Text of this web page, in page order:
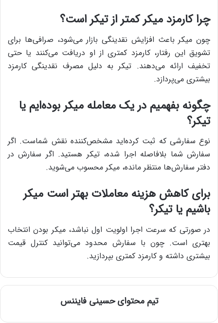
چرا کارمزد میکر کمتر از تیکر است؟
چون میکر باعث افزایش نقدینگی بازار می‌شود، صرافی‌ها برای
تشویق این رفتار، کارمزد کمتری از او دریافت می‌کنند یا حتی
تخفیف ارائه می‌دهند. تیکر به دلیل مصرف نقدینگی کارمزد
بیشتری می‌پردازد.
چگونه بفهمیم در یک معامله میکر بوده‌ایم یا
تیکر؟
نوع سفارشی که ثبت کرده‌اید مشخص‌کننده نقش شماست. اگر
سفارش شما بلافاصله اجرا شده، تیکر هستید. اگر سفارش در
دفتر سفارش‌ها منتظر مانده، میکر محسوب می‌شوید.
برای کاهش هزینه معاملات بهتر است میکر
باشیم یا تیکر؟
در صورتی که سرعت اجرا اولویت اول نباشد، میکر بودن انتخاب
بهتری است. چون با سفارش محدود می‌توانید کنترل قیمت
بیشتری داشته و کارمزد کمتری بپردازید.
تیم محتوای حسینی‌ فایننس